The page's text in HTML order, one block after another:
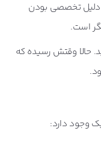
دلیل تخصصی بودن
است.
حالا وقتش رسیده که
وجود دارد: